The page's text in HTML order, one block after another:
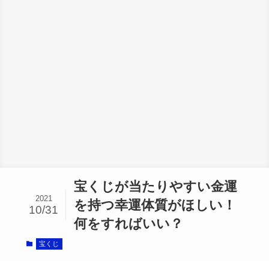
宝くじが当たりやすい金運
を持つ幸運体質がほしい！
何をすればいい？
2021
10/31
宝くじ